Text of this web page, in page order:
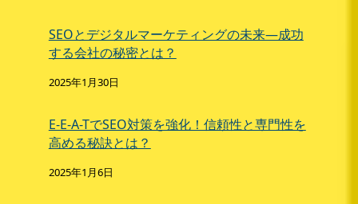
SEOとデジタルマーケティングの未来—成功
する会社の秘密とは？
2025年1月30日
E-E-A-TでSEO対策を強化！信頼性と専門性を
高める秘訣とは？
2025年1月6日